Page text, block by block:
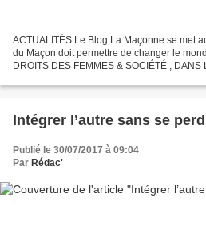
ACTUALITÉS Le Blog La Maçonne se met
du Maçon doit permettre de changer le
DROITS DES FEMMES & SOCIÉTÉ , DANS
Intégrer l’autre sans se
Publié le 30/07/2017 à 09:04
Par Rédac'